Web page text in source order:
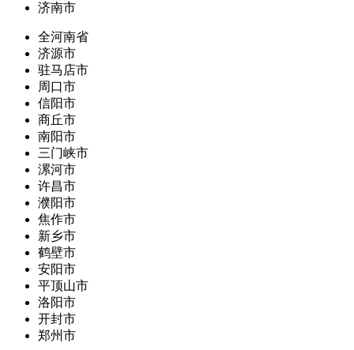
济南市
全河南省
济源市
驻马店市
周口市
信阳市
商丘市
南阳市
三门峡市
漯河市
许昌市
濮阳市
焦作市
新乡市
鹤壁市
安阳市
平顶山市
洛阳市
开封市
郑州市